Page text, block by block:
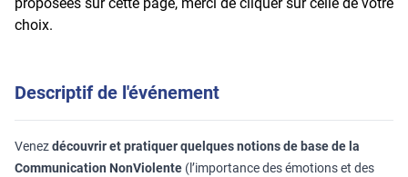
choix.
Descriptif de l'événement
Venezdécouvrir et pratiquer quelques notions de base de la
Communication NonViolente (l’importance des émotions et des